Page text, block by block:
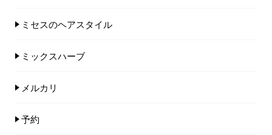
ミセスのヘアスタイル
ミックスハーブ
メルカリ
予約